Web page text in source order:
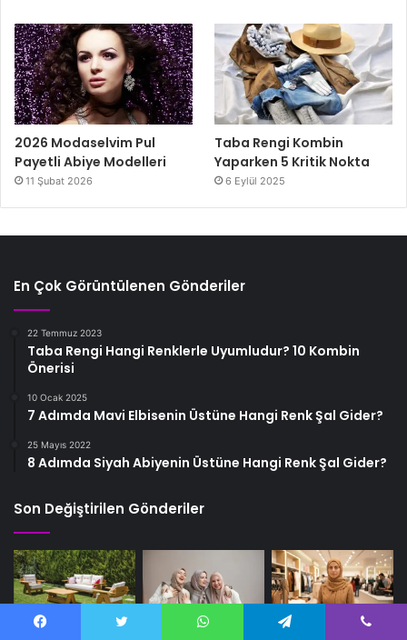
2026 Modaselvim Pul
Payetli Abiye Modelleri
11 Şubat 2026
Taba Rengi Kombin
Yaparken 5 Kritik Nokta
6 Eylül 2025
En Çok Görüntülenen Gönderiler
22 Temmuz 2023
Taba Rengi Hangi Renklerle Uyumludur? 10 Kombin
Önerisi
10 Ocak 2025
7 Adımda Mavi Elbisenin Üstüne Hangi Renk Şal Gider?
25 Mayıs 2022
8 Adımda Siyah Abiyenin Üstüne Hangi Renk Şal Gider?
Son Değiştirilen Gönderiler